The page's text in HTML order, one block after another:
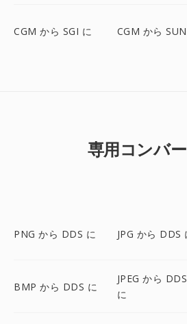
CGM から SGI に CGM から
専用コンバ
PNG から DDS に JPG から DDS
BMP から DDS に
JPEG から DDS
に